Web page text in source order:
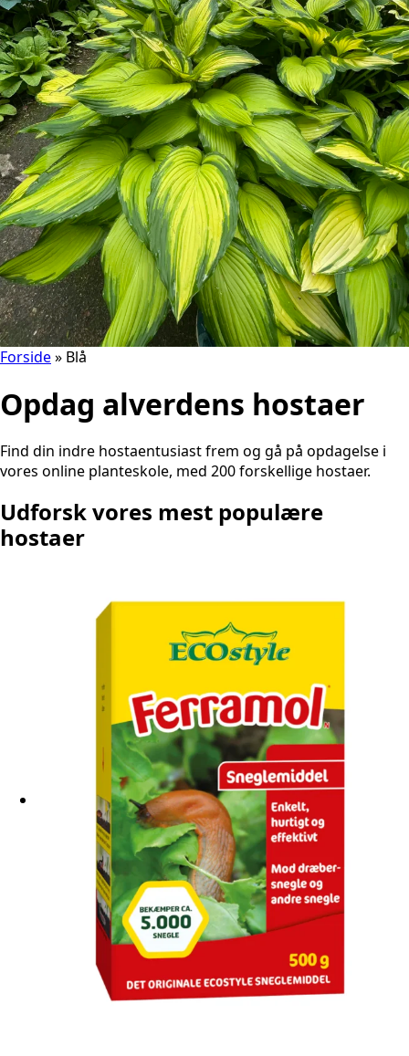
Forside» Blå
Opdag alverdens hostaer
Find din indre hostaentusiast frem og gå på opdagelse i
vores online planteskole, med 200 forskellige hostaer.
Udforsk vores mest populære
hostaer